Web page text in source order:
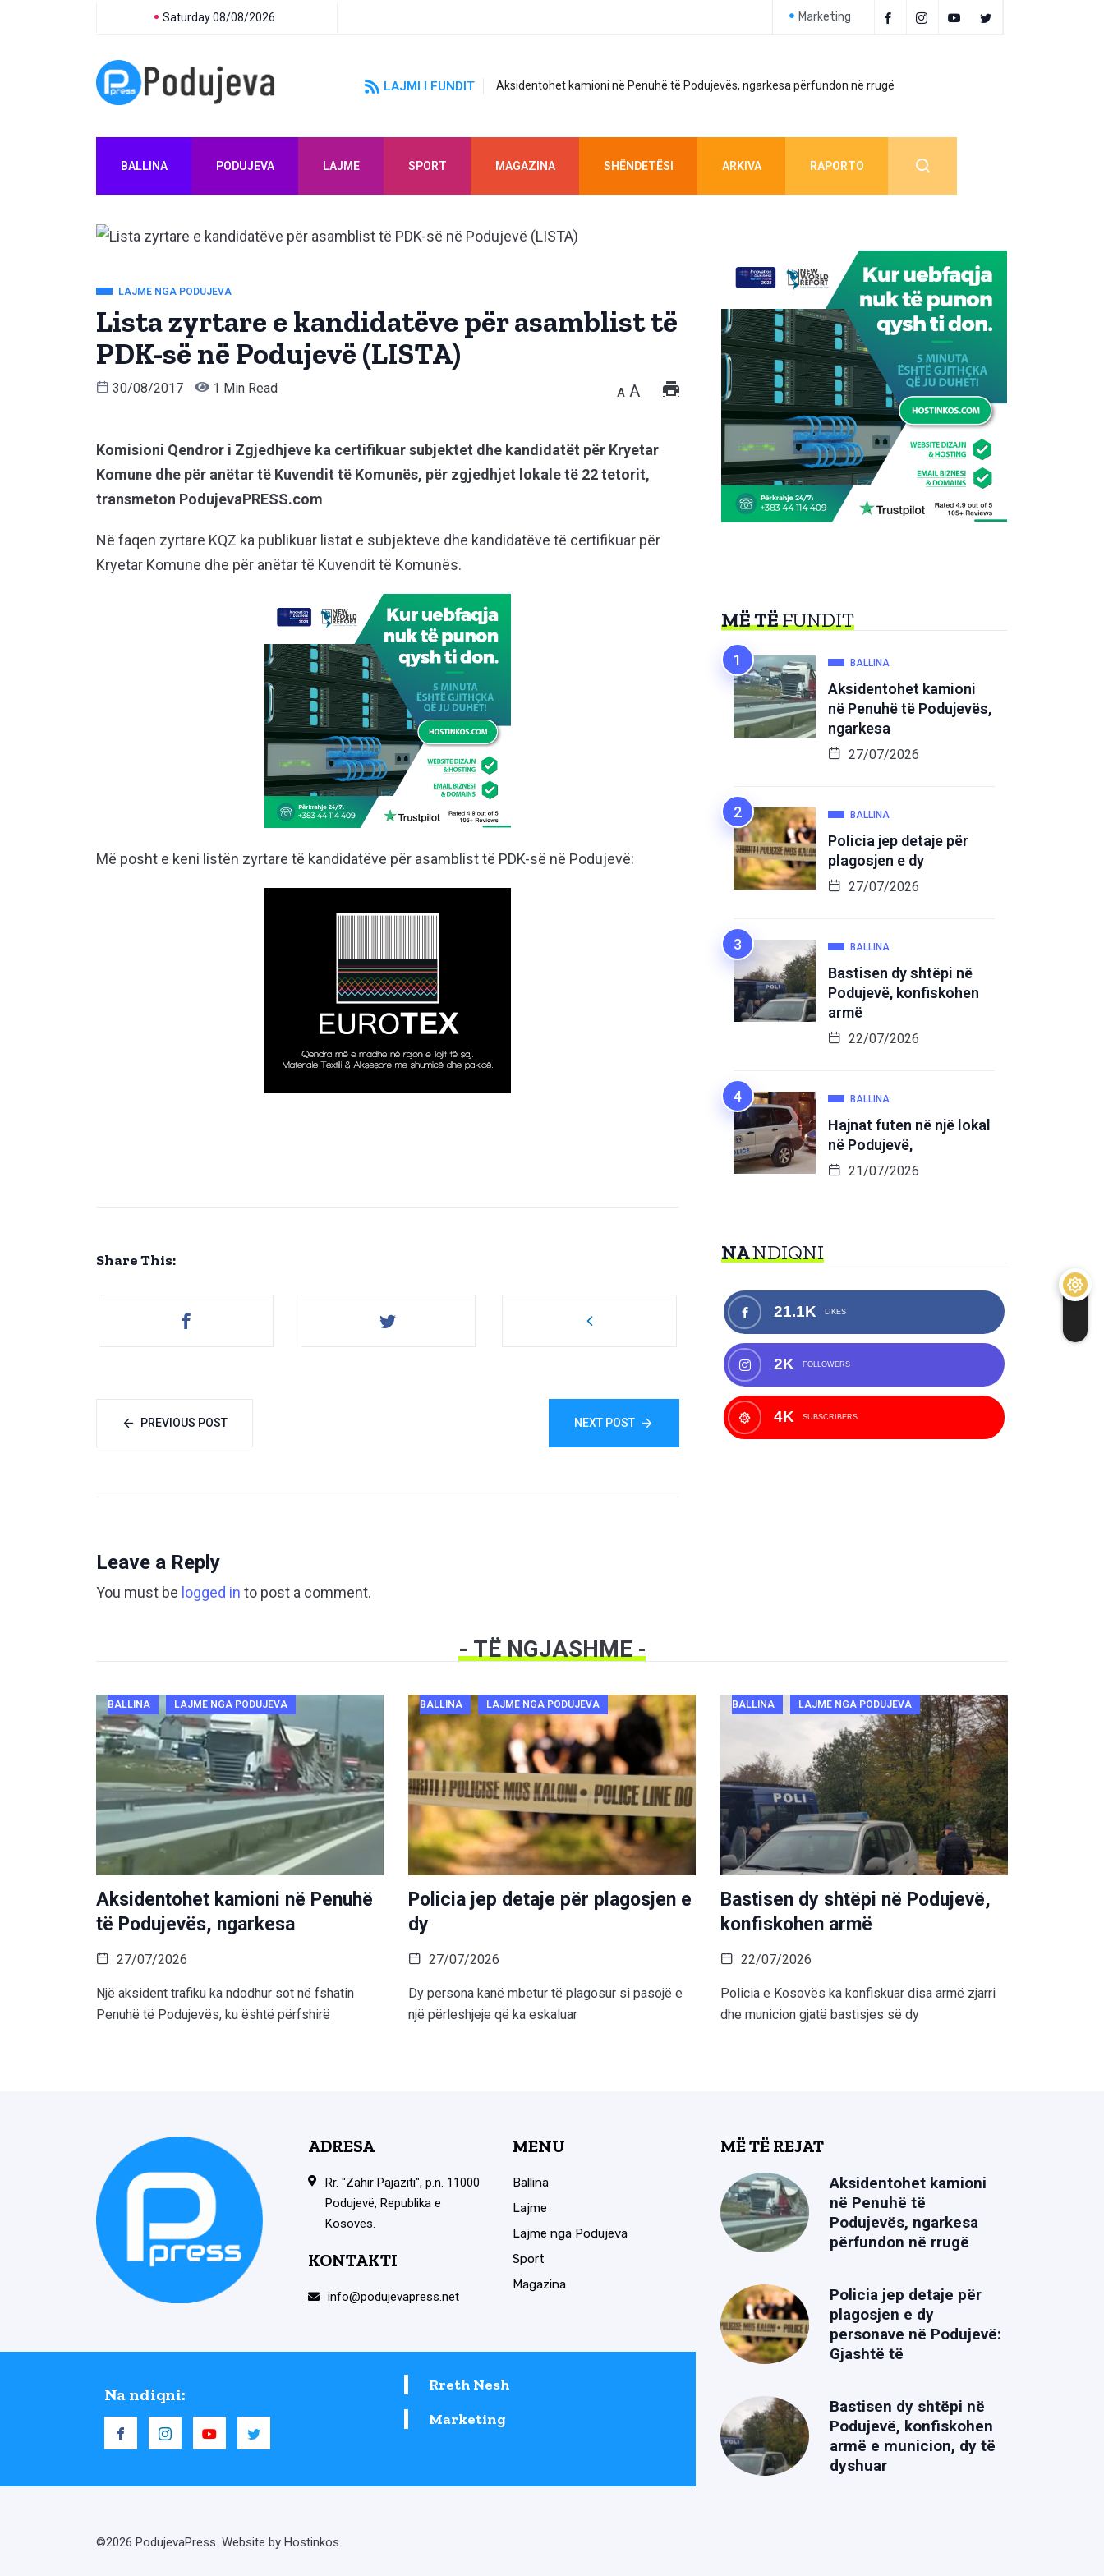
Saturday 08/08/2026 Marketing
LAJMI I FUNDIT Aksidentohet kamioni në Penuhë të Podujevës, ngarkesa përfundon në rrugë
BALLINA PODUJEVA LAJME SPORT MAGAZINA SHËNDETËSI ARKIVA RAPORTO
LAJME NGA PODUJEVA
Lista zyrtare e kandidatëve për asamblist të
PDK-së në Podujevë (LISTA)
30/08/2017 1 Min Read A A
Komisioni Qendror i Zgjedhjeve ka certifikuar subjektet dhe kandidatët për Kryetar
Komune dhe për anëtar të Kuvendit të Komunës, për zgjedhjet lokale të 22 tetorit,
transmeton PodujevaPRESS.com
Në faqen zyrtare KQZ ka publikuar listat e subjekteve dhe kandidatëve të certifikuar për
Kryetar Komune dhe për anëtar të Kuvendit të Komunës.
Më posht e keni listën zyrtare të kandidatëve për asamblist të PDK-së në Podujevë:
Share This:
PREVIOUS POST NEXT POST
Leave a Reply
You must be logged in to post a comment.
MË TËFUNDIT
BALLINA
Aksidentohet kamioni
në Penuhë të Podujevës,
ngarkesa
27/07/2026
BALLINA
Policia jep detaje për
plagosjen e dy
27/07/2026
BALLINA
Bastisen dy shtëpi në
Podujevë, konfiskohen
armë
22/07/2026
BALLINA
Hajnat futen në një lokal
në Podujevë,
21/07/2026
NANDIQNI
21.1K LIKES
2K FOLLOWERS
4K SUBSCRIBERS
- TË NGJASHME-
BALLINA LAJME NGA PODUJEVA
Aksidentohet kamioni në Penuhë
të Podujevës, ngarkesa
27/07/2026
Një aksident trafiku ka ndodhur sot në fshatin
Penuhë të Podujevës, ku është përfshirë
BALLINA LAJME NGA PODUJEVA
Policia jep detaje për plagosjen e
dy
27/07/2026
Dy persona kanë mbetur të plagosur si pasojë e
një përleshjeje që ka eskaluar
BALLINA LAJME NGA PODUJEVA
Bastisen dy shtëpi në Podujevë,
konfiskohen armë
22/07/2026
Policia e Kosovës ka konfiskuar disa armë zjarri
dhe municion gjatë bastisjes së dy
ADRESA
Rr. "Zahir Pajaziti", p.n. 11000
Podujevë, Republika e
Kosovës.
KONTAKTI
info@podujevapress.net
MENU
Ballina
Lajme
Lajme nga Podujeva
Sport
Magazina
Na ndiqni:
Rreth Nesh
Marketing
MË TË REJAT
Aksidentohet kamioni
në Penuhë të
Podujevës, ngarkesa
përfundon në rrugë
Policia jep detaje për
plagosjen e dy
personave në Podujevë:
Gjashtë të
Bastisen dy shtëpi në
Podujevë, konfiskohen
armë e municion, dy të
dyshuar
©2026 PodujevaPress. Website by Hostinkos.